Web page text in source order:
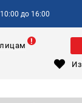
до 16:00